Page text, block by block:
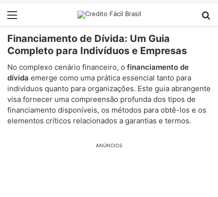
Menu
Financiamento de Dívida: Um Guia
Completo para Indivíduos e Empresas
No complexo cenário financeiro, o financiamento de
dívida emerge como uma prática essencial tanto para
indivíduos quanto para organizações. Este guia abrangente
visa fornecer uma compreensão profunda dos tipos de
financiamento disponíveis, os métodos para obtê-los e os
elementos críticos relacionados a garantias e termos.
ANÚNCIOS